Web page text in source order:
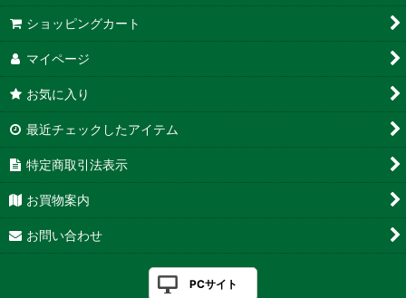
セージ 観賞用
セージ 料理・薬用
チェリーセージ
ショッピングカート
マイページ
お気に入り
最近チェックしたアイテム
特定商取引法表示
お買物案内
お問い合わせ
PCサイト